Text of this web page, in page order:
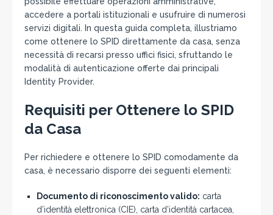
accedere a portali istituzionali e usufruire di numerosi
servizi digitali. In questa guida completa, illustriamo
come ottenere lo SPID direttamente da casa, senza
necessità di recarsi presso uffici fisici, sfruttando le
modalità di autenticazione offerte dai principali
Identity Provider.
Requisiti per Ottenere lo SPID
da Casa
Per richiedere e ottenere lo SPID comodamente da
casa, è necessario disporre dei seguenti elementi:
Documento di riconoscimento valido: carta
d’identità elettronica (CIE), carta d’identità cartacea,